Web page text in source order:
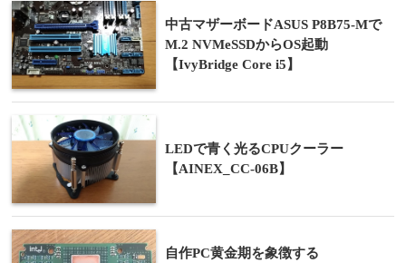
中古マザーボードASUS P8B75-Mで
M.2 NVMeSSDからOS起動
【IvyBridge Core i5】
LEDで青く光るCPUクーラー
【AINEX_CC-06B】
自作PC黄金期を象徴する